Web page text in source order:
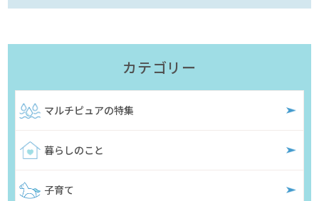
カテゴリー
マルチピュアの特集
暮らしのこと
子育て